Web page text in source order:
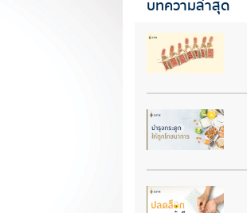
บทความล่าสุด